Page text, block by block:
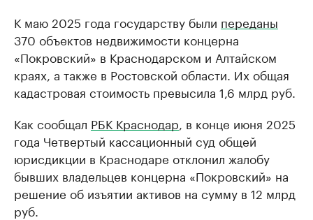
К маю 2025 года государству были переданы
370 объектов недвижимости концерна
«Покровский» в Краснодарском и Алтайском
краях, а также в Ростовской области. Их общая
кадастровая стоимость превысила 1,6 млрд руб.
Как сообщал РБК Краснодар , в конце июня 2025
года Четвертый кассационный суд общей
юрисдикции в Краснодаре отклонил жалобу
бывших владельцев концерна «Покровский» на
решение об изъятии активов на сумму в 12 млрд
руб.